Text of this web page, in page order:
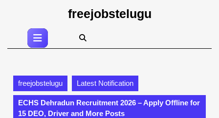
to
freejobstelugu
Open
Button
freejobstelugu Latest Notification
ECHS Dehradun Recruitment 2026 – Apply Offline for
15 DEO, Driver and More Posts